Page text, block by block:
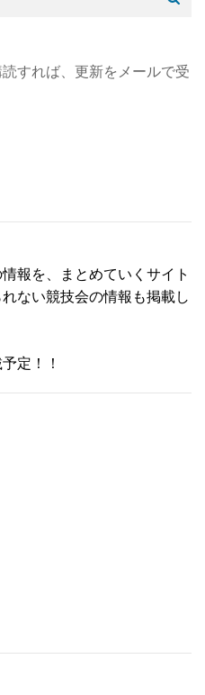
すれば、更新をメールで受
情報を、まとめていくサイト
ない競技会の情報も掲載し
定！！